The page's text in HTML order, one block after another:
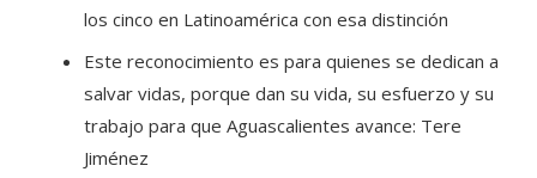
los cinco en Latinoamérica con esa distinción
Este reconocimiento es para quienes se dedican a
salvar vidas, porque dan su vida, su esfuerzo y su
trabajo para que Aguascalientes avance: Tere
Jiménez